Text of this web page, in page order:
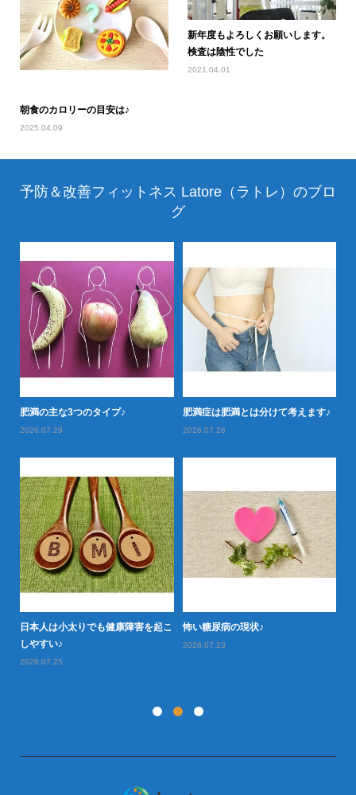
朝食のカロリーの目安は♪
2025.04.09
新年度もよろしくお願いします。
検査は陰性でした
2021.04.01
予防＆改善フィットネス Latore（ラトレ）のブロ
グ
肥満の主な3つのタイプ♪
2026.07.29
肥満症は肥満とは分けて考えます♪
2026.07.26
日本人は小太りでも健康障害を起こ
しやすい♪
2026.07.25
怖い糖尿病の現状♪
2026.07.23